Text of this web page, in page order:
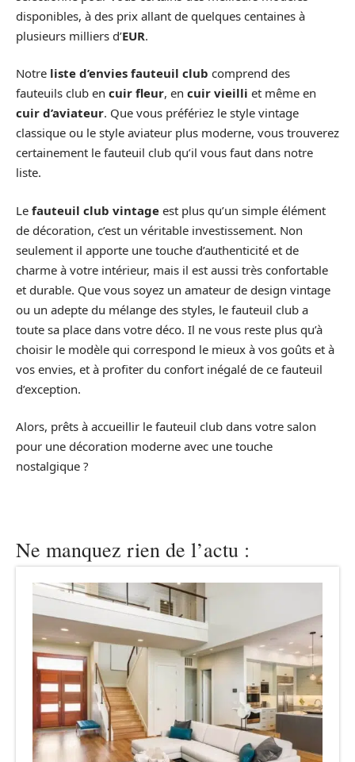
disponibles, à des prix allant de quelques centaines à
plusieurs milliers d’EUR.
Notre liste d’envies fauteuil club comprend des
fauteuils club en cuir fleur, en cuir vieilli et même en
cuir d’aviateur. Que vous préfériez le style vintage
classique ou le style aviateur plus moderne, vous trouverez
certainement le fauteuil club qu’il vous faut dans notre
liste.
Le fauteuil club vintage est plus qu’un simple élément
de décoration, c’est un véritable investissement. Non
seulement il apporte une touche d’authenticité et de
charme à votre intérieur, mais il est aussi très confortable
et durable. Que vous soyez un amateur de design vintage
ou un adepte du mélange des styles, le fauteuil club a
toute sa place dans votre déco. Il ne vous reste plus qu’à
choisir le modèle qui correspond le mieux à vos goûts et à
vos envies, et à profiter du confort inégalé de ce fauteuil
d’exception.
Alors, prêts à accueillir le fauteuil club dans votre salon
pour une décoration moderne avec une touche
nostalgique ?
Ne manquez rien de l’actu :